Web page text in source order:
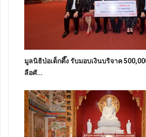
มูลนิธิป่อเต็กตึ๊ง รับมอบเงินบริจาค
ลือศั...